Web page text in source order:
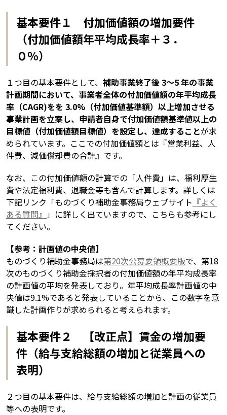
基本要件１ 付加価値額の増加要件
（付加価値額年平均成長率＋３．
０％）
１つ目の基本要件として、 補助事業終了後 3～5 年の事業
計画期間において、事業者全体の付加価値額の年平均成長
率（CAGR)をを 3.0%（付加価値基準額）以上増加させる
事業計画を立案し、申請者自身で付加価値額基準値以上の
目標値（付加価値額目標値）を設定し、達成することが求
められています。ここでの付加価値額とは『営業利益、人
件費、減価償却費の合計』です。
なお、この付加価値額の計算での「人件費」は、福利厚生
費や法定福利費、退職金等も含んで計算します。詳しくは
下記リンク「ものづくり補助金事務局ウェブサイト 『よく
ある質問』 」に詳しく出ていますので、こちらも参考にし
てください。
【参考：計画値の中央値】
ものづくり補助金事務局は第20次公募要領概要版で、第18
次のものづくり補助金採択者の付加価値額の年平均成長率
の計画値の平均を発表しており。年平均成長率計画値の中
央値は9.1%であると発表していることから、この数字を意
識した計画作りが求められると考えられます。
基本要件２ 【改正点】賃金の増加要
件（給与支給総額の増加と従業員への
表明）
２つ目の基本要件は、給与支給総額の増加と計画の従業員
等への表明です。